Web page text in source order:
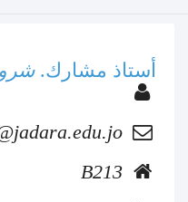
أستاذ مشارك.
B213